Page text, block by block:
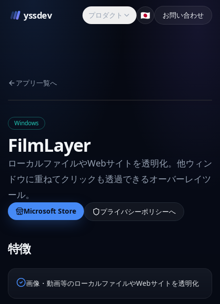
yssdev プロダクト 🇯🇵 お問い合わせ
アプリ一覧へ
Windows
FilmLayer
ローカルファイルやWebサイトを透明化。他ウィン
ドウに重ねてクリックも透過できるオーバーレイツ
ール。
Microsoft Store プライバシーポリシーへ
特徴
画像・動画等のローカルファイルやWebサイトを透明化